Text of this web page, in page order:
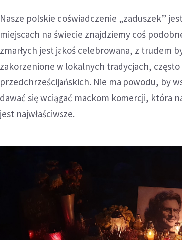
Nasze polskie doświadczenie „zaduszek”
miejscach na świecie znajdziemy coś
zmarłych jest jakoś celebrowana, z trudem
zakorzenione w lokalnych tradycjach, często
przedchrześcijańskich. Nie ma powodu, by
dawać się wciągać mackom komercji, która
jest najwłaściwsze.